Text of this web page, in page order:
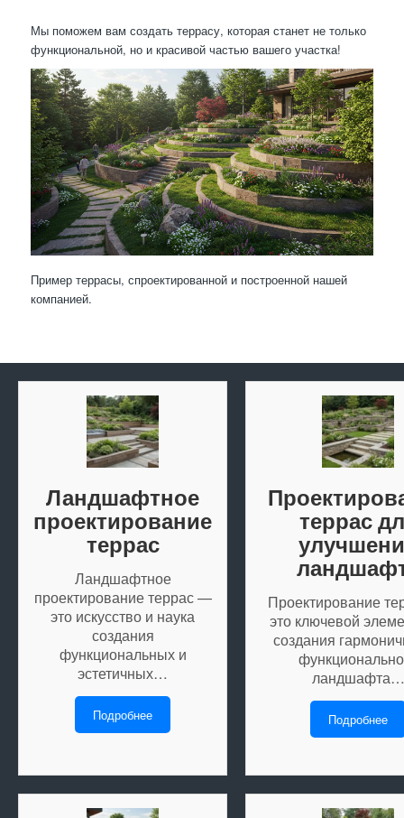
Мы поможем вам создать террасу, которая станет не только
функциональной, но и красивой частью вашего участка!
Пример террасы, спроектированной и построенной нашей
компанией.
Ландшафтное
проектирование
террас
Ландшафтное
проектирование террас —
это искусство и наука
создания
функциональных и
эстетичных…
Подробнее
террас
Проектирование
это ключевой
создания
ландшафта…
Подробнее